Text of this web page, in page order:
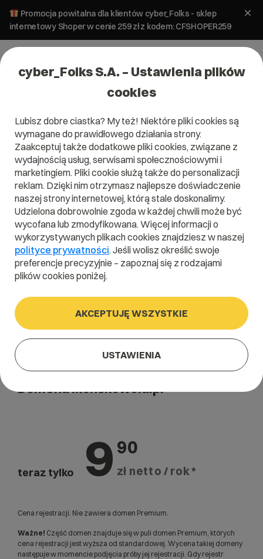
Promocja powitalna dla klientów cyber_Folks - sklep
internetowy Shoper w cenie 259 zł z kodem: CFSHOPER259
Domena .konskowola.pl
.konskowola.pl
Szukaj
Domena .konskowola.pl
teraz tylko 9 90
zł netto / rok *
Cena rejestracji. Nie zawiera domen Premium.
Ważne! Część domen znajduje się w puli domen Premium, których
cena rejestracji jest wyższa od standardowej. Wycena takiej domeny
następuje w momencie podjęcia próby jej rejestracji. Gdy rejestr
cyber_Folks S.A. – Ustawienia plików
cookies
Lubisz dobre ciastka? My też! Niektóre pliki cookies są
wymagane do prawidłowego działania strony.
Zaakceptuj także dodatkowe pliki cookies, związane z
wydajnością usług, serwisami społecznościowymi i
marketingiem. Pliki cookie służą także do personalizacji
reklam. Dzięki nim otrzymasz najlepsze doświadczenie
naszej strony internetowej, którą stale doskonalimy.
Udzielona dobrowolnie zgoda w każdej chwili może być
wycofana lub zmodyfikowana. Więcej informacji o
wykorzystywanych plikach cookies znajdziesz w naszej
polityce prywatności. Jeśli wolisz określić swoje
preferencje precyzyjnie – zapoznaj się z rodzajami
plików cookies poniżej.
AKCEPTUJĘ WSZYSTKIE
USTAWIENIA